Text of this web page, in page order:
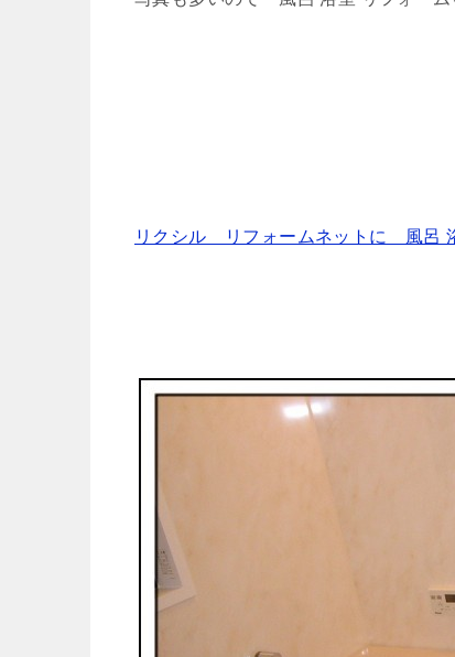
リクシル リフォームネットに 風呂